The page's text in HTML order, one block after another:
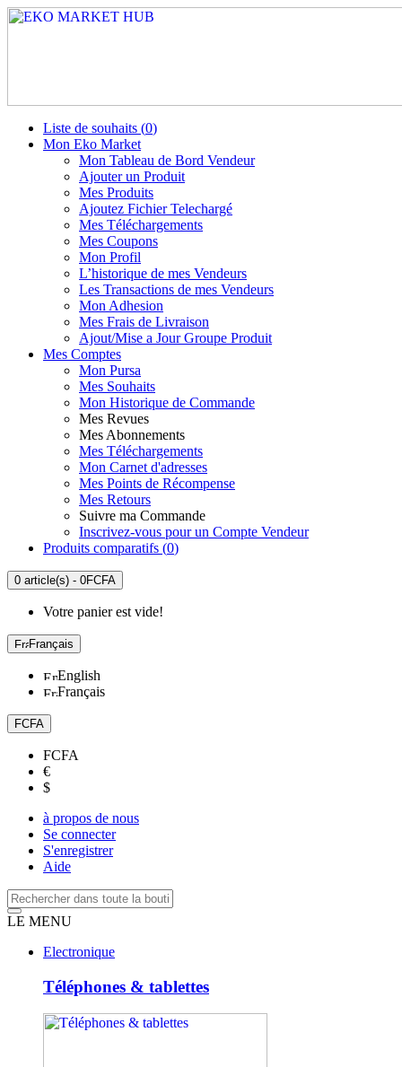
Liste de souhaits (0)
Mon Eko Market
Mon Tableau de Bord Vendeur
Ajouter un Produit
Mes Produits
Ajoutez Fichier Telechargé
Mes Téléchargements
Mes Coupons
Mon Profil
L’historique de mes Vendeurs
Les Transactions de mes Vendeurs
Mon Adhesion
Mes Frais de Livraison
Ajout/Mise a Jour Groupe Produit
Mes Comptes
Mon Pursa
Mes Souhaits
Mon Historique de Commande
Mes Revues
Mes Abonnements
Mes Téléchargements
Mon Carnet d'adresses
Mes Points de Récompense
Mes Retours
Suivre ma Commande
Inscrivez-vous pour un Compte Vendeur
Produits comparatifs (0)
0 article(s) - 0FCFA
Votre panier est vide!
Français
English
Français
FCFA
FCFA
€
$
à propos de nous
Se connecter
S'enregistrer
Aide
LE MENU
Electronique
Téléphones & tablettes